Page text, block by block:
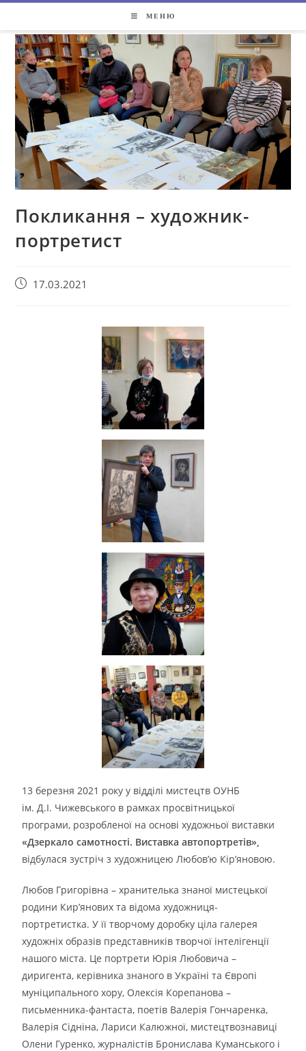
МЕНЮ
Покликання – художник-
портретист
17.03.2021
13 березня 2021 року у відділі мистецтв ОУНБ
ім. Д.І. Чижевського в рамках просвітницької
програми, розробленої на основі художньої виставки
«Дзеркало самотності. Виставка автопортретів»,
відбулася зустріч з художницею Любов’ю Кір’яновою.
Любов Григорівна – хранителька знаної мистецької
родини Кир’янових та відома художниця-
портретистка. У її творчому доробку ціла галерея
художніх образів представників творчої інтелігенції
нашого міста. Це портрети Юрія Любовича –
диригента, керівника знаного в Україні та Європі
муніципального хору, Олексія Корепанова –
письменника-фантаста, поетів Валерія Гончаренка,
Валерія Сідніна, Лариси Калюжної, мистецтвознавиці
Олени Гуренко, журналістів Бронислава Куманського і